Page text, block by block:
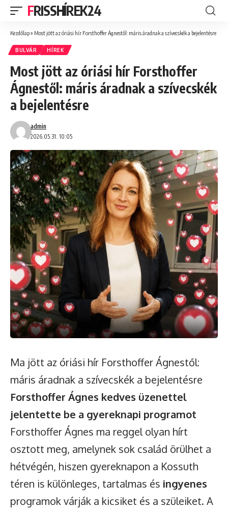
FRISSHÍREK24
Kezdőlap» Most jött az óriási hír Forsthoffer Ágnestől: máris áradnak a szívecskék a bejelentésre
BULVÁR HÍREK
Most jött az óriási hír Forsthoffer
Ágnestől: máris áradnak a szívecskék
a bejelentésre
2026.05.31. 10:05
admin
Ma jött az óriási hír Forsthoffer Ágnestől:
máris áradnak a szívecskék a bejelentésre
Forsthoffer Ágnes kedves üzenettel
jelentette be a gyereknapi programot
Forsthoffer Ágnes ma reggel olyan hírt
osztott meg, amelynek sok család örülhet a
hétvégén, hiszen gyereknapon a Kossuth
téren is különleges, tartalmas és ingyenes
programok várják a kicsiket és a szüleiket. A